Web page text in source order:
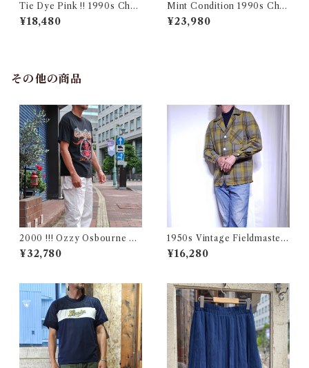
Tie Dye Pink !! 1990s Cha
mpion Reverse Weave USA
/ チャンピオン リバースウィ
¥18,480
Mint Condition 1990s Cha
mpion Reverse Weave Size
L / チャンピオン リバースウ
¥23,980
その他の商品
2000 !!! Ozzy Osbourne O
ZZFEST Rock T-Shirt Size
L / オジーオズボーン オズフ
¥32,780
1950s Vintage Fieldmaster
Wool Topstar Style Jacket /
USA ヴィンテージ トップスタ
¥16,280